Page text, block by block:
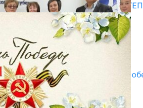
СУЗАКТА 750 ОРУНДУУ
ПАЙДАЛАНУУГА БЕРИЛЕТ
07.08.2025
Улуу Жеңиштин жандуу сөзү
29.04.2025
Награды в преддверии Дня
29.04.2025